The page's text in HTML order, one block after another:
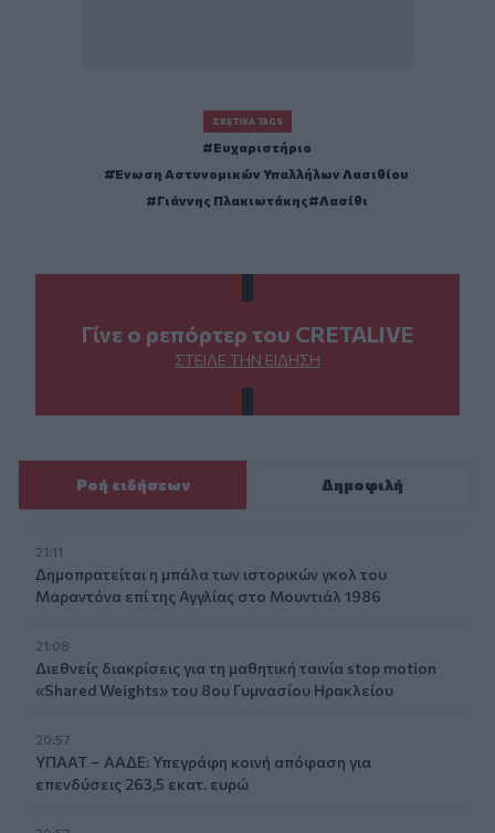
ΣΧΕΤΙΚΆ TAGS
Ευχαριστήριο
Ένωση Αστυνομικών Υπαλλήλων Λασιθίου
Γιάννης Πλακιωτάκης
Λασίθι
Γίνε ο ρεπόρτερ του CRETALIVE
ΣΤΕΊΛΕ ΤΗΝ ΕΊΔΗΣΗ
Ροή ειδήσεων Δημοφιλή
21:11
Δημοπρατείται η μπάλα των ιστορικών γκολ του
Μαραντόνα επί της Αγγλίας στο Μουντιάλ 1986
21:08
Διεθνείς διακρίσεις για τη μαθητική ταινία stop motion
«Shared Weights» του 8ου Γυμνασίου Ηρακλείου
20:57
ΥΠΑΑΤ – ΑΑΔΕ: Υπεγράφη κοινή απόφαση για
επενδύσεις 263,5 εκατ. ευρώ